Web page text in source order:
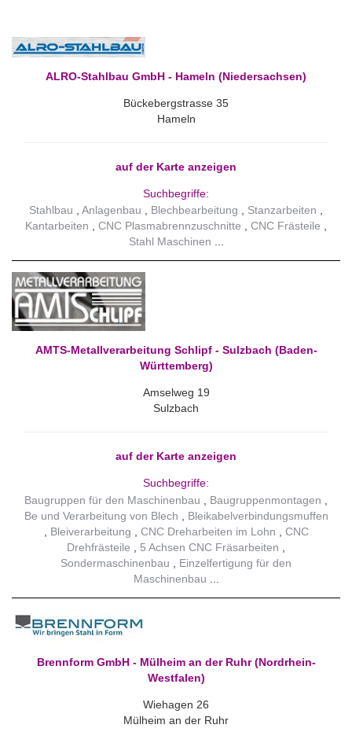
ALRO-Stahlbau GmbH - Hameln (Niedersachsen)
Bückebergstrasse 35
Hameln
auf der Karte anzeigen
Suchbegriffe:
Stahlbau
Anlagenbau Blechbearbeitung
Stanzarbeiten
Kantarbeiten
CNC Plasmabrennzuschnitte
CNC Frästeile
Stahl Maschinen
AMTS-Metallverarbeitung Schlipf - Sulzbach (Baden-
Württemberg)
Amselweg 19
Sulzbach
auf der Karte anzeigen
Suchbegriffe:
Baugruppen für den Maschinenbau
Baugruppenmontagen
Be und Verarbeitung von Blech
Bleikabelverbindungsmuffen
Bleiverarbeitung
CNC Dreharbeiten im Lohn
CNC
Drehfrästeile
5 Achsen CNC Fräsarbeiten
Sondermaschinenbau
Einzelfertigung für den
Maschinenbau
Brennform GmbH - Mülheim an der Ruhr (Nordrhein-
Westfalen)
Wiehagen 26
Mülheim an der Ruhr